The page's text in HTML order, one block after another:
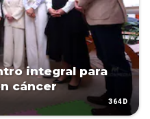
integral para
cáncer
364D